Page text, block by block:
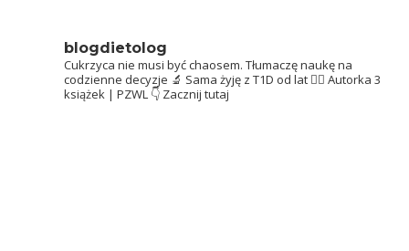
blogdietolog
Cukrzyca nie musi być chaosem. Tłumaczę naukę na
codzienne decyzje 🔬 Sama żyję z T1D od lat 👩‍⚕️ Autorka 3
książek | PZWL 👇 Zacznij tutaj